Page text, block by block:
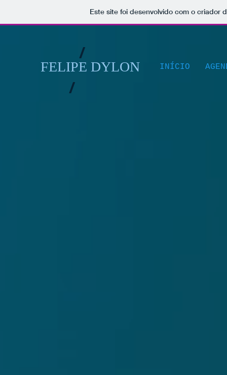
Este site foi desenvolvido com o criador
FELIPE DYLON
/
INÍCIO
/